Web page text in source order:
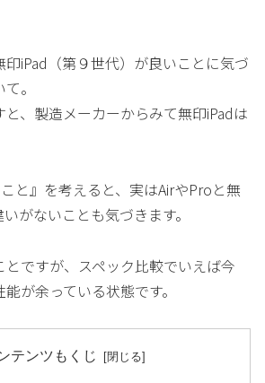
印iPad（第９世代）が良いことに気づ
。
、製造メーカーからみて無印iPadは
と』を考えると、実はAirやProと無
がないことも気づきます。
ですが、スペック比較でいえば今
が余っている状態です。
テンツもくじ